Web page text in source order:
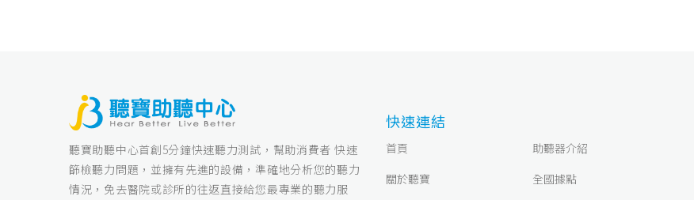
聽寶助聽中心首創5分鐘快速聽力測試，幫助消費者 快速
篩檢聽力問題，並擁有先進的設備，準確地分析您的聽力
情況，免去醫院或診所的往返直接給您最專業的聽力服
快速連結
首頁
關於聽寶
助聽器介紹
全國據點